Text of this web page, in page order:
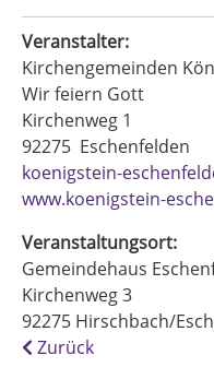
Veranstalter:
Kirchengemeinden
Wir feiern Gott
Kirchenweg 1
92275 Eschenfelden
koenigstein-
www.koenigstein-
Veranstaltungsort:
Gemeindehaus
Kirchenweg 3
92275 Hirschbach/
Zurück